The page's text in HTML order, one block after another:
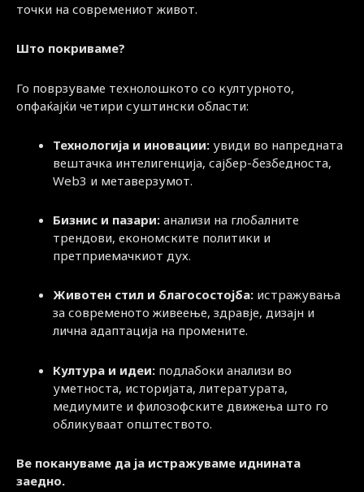
точки на современиот живот.
Што покриваме?
Го поврзуваме технолошкото со културното,
опфаќајќи четири суштински области:
Технологија и иновации: увиди во напредната
вештачка интелигенција, сајбер-безбедноста,
Web3 и метаверзумот.
Бизнис и пазари: анализи на глобалните
трендови, економските политики и
претприемачкиот дух.
Животен стил и благосостојба: истражувања
за современото живеење, здравје, дизајн и
лична адаптација на промените.
Култура и идеи: подлабоки анализи во
уметноста, историјата, литературата,
медиумите и филозофските движења што го
обликуваат општеството.
Ве покануваме да ја истражуваме иднината
заедно.